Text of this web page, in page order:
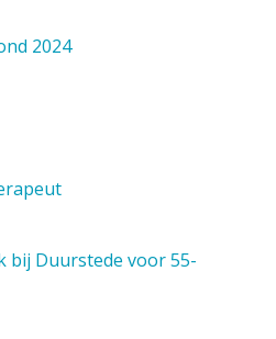
2024
bij Duurstede voor 55-